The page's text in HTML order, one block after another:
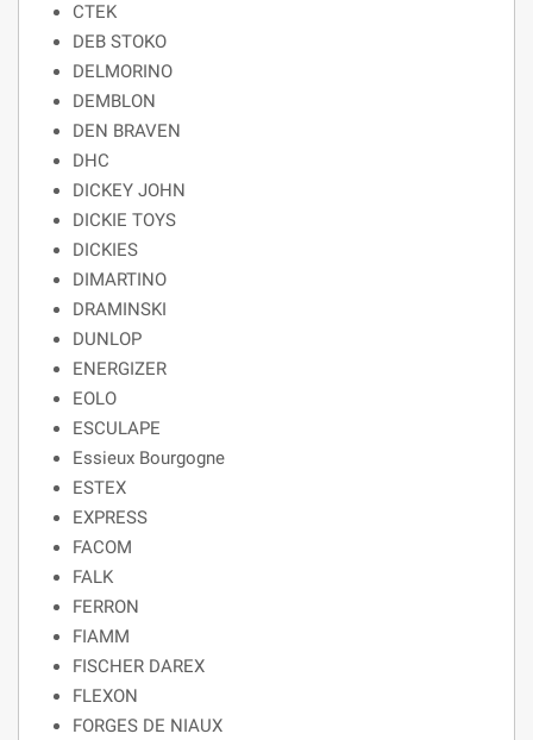
CTEK
DEB STOKO
DELMORINO
DEMBLON
DEN BRAVEN
DHC
DICKEY JOHN
DICKIE TOYS
DICKIES
DIMARTINO
DRAMINSKI
DUNLOP
ENERGIZER
EOLO
ESCULAPE
Essieux Bourgogne
ESTEX
EXPRESS
FACOM
FALK
FERRON
FIAMM
FISCHER DAREX
FLEXON
FORGES DE NIAUX